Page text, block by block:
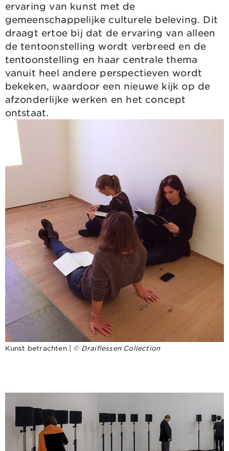
ervaring van kunst met de
gemeenschappelijke culturele beleving. Dit
draagt ertoe bij dat de ervaring van alleen
de tentoonstelling wordt verbreed en de
tentoonstelling en haar centrale thema
vanuit heel andere perspectieven wordt
bekeken, waardoor een nieuwe kijk op de
afzonderlijke werken en het concept
ontstaat.
Kunst betrachten | © Draiflessen Collection